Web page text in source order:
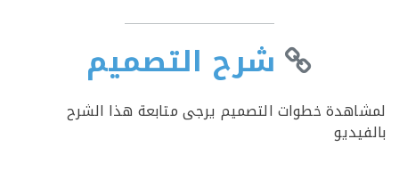
شرح التصميم
خطوات التصميم يرجى متابعة هذا الشرح